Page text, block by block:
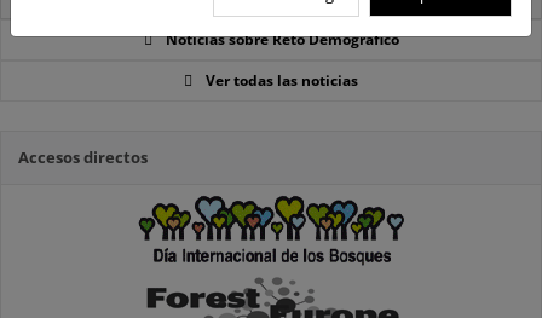
Noticias sobre Reto Demográfico
Ver todas las noticias
Accesos directos